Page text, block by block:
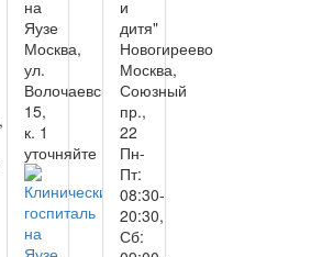
на прием заполнить форму
на
Яузе
Москва,
ул.
Волочаевская,
15,
к. 1
уточняйте
и
дитя"
Новогиреево
Москва,
Союзный
пр.,
22
Пн-
Пт:
08:30-
20:30,
Сб: